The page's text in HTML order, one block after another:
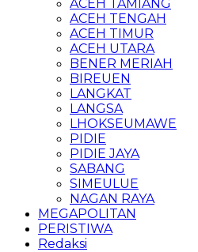
ACEH TAMIANG
ACEH TENGAH
ACEH TIMUR
ACEH UTARA
BENER MERIAH
BIREUEN
LANGKAT
LANGSA
LHOKSEUMAWE
PIDIE
PIDIE JAYA
SABANG
SIMEULUE
NAGAN RAYA
MEGAPOLITAN
PERISTIWA
Redaksi